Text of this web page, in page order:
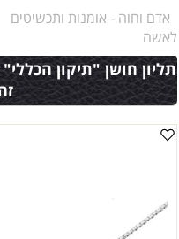
אדם וחוה - אומנות ותכשיטים
לאשה